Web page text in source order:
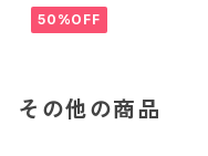
50%OFF
その他の商品